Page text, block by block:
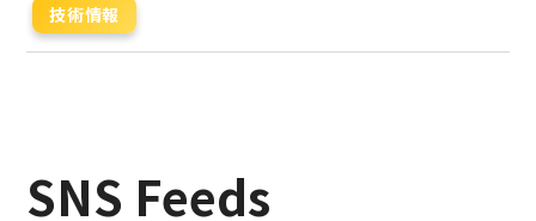
技術情報
SNS Feeds